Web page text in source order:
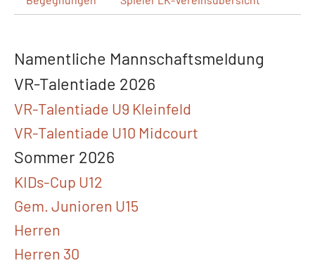
Namentliche Mannschaftsmeldung
VR-Talentiade 2026
VR-Talentiade U9 Kleinfeld
VR-Talentiade U10 Midcourt
Sommer 2026
KIDs-Cup U12
Gem. Junioren U15
Herren
Herren 30